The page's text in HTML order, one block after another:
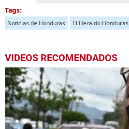
Tags:
Noticias de Honduras El Heraldo Honduras
VIDEOS RECOMENDADOS